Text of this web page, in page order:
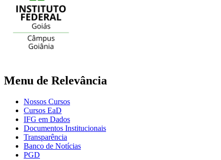
Menu de Relevância
Nossos Cursos
Cursos EaD
IFG em Dados
Documentos Institucionais
Transparência
Banco de Notícias
PGD